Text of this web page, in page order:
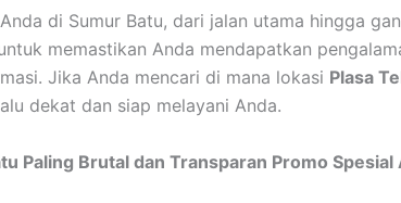
di Sumur Batu, dari jalan utama hingga
memastikan Anda mendapatkan
Jika Anda mencari di mana lokasi Plasa
dekat dan siap melayani Anda.
Paling Brutal dan Transparan Promo